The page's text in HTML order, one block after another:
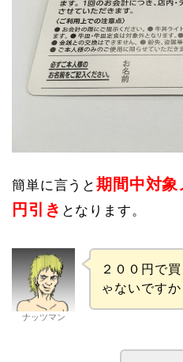
簡単に言うと期間中対象
円引き となります。
ナッツマン
２００円で
ゃないですか